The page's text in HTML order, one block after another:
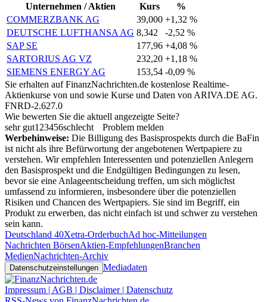
Unternehmen / Aktien Kurs
%
COMMERZBANK AG
39,000 +1,32 %
DEUTSCHE LUFTHANSA AG 8,342
-2,52 %
SAP SE
177,96 +4,08 %
SARTORIUS AG VZ
232,20 +1,18 %
SIEMENS ENERGY AG
153,54 -0,09 %
Sie erhalten auf FinanzNachrichten.de kostenlose Realtime-
Aktienkurse von und sowie Kurse und Daten von ARIVA.DE AG.
FNRD-2.627.0
Wie bewerten Sie die aktuell angezeigte Seite?
sehr gut1 23456schlecht
Problem melden
Werbehinweise: Die Billigung des Basisprospekts durch die BaFin
ist nicht als ihre Befürwortung der angebotenen Wertpapiere zu
verstehen. Wir empfehlen Interessenten und potenziellen Anlegern
den Basisprospekt und die Endgültigen Bedingungen zu lesen,
bevor sie eine Anlageentscheidung treffen, um sich möglichst
umfassend zu informieren, insbesondere über die potenziellen
Risiken und Chancen des Wertpapiers. Sie sind im Begriff, ein
Produkt zu erwerben, das nicht einfach ist und schwer zu verstehen
sein kann.
Deutschland 40Xetra-OrderbuchAd hoc-Mitteilungen
Nachrichten BörsenAktien-EmpfehlungenBranchen
MedienNachrichten-Archiv
Datenschutzeinstellungen Mediadaten
Impressum | AGB | Disclaimer | Datenschutz